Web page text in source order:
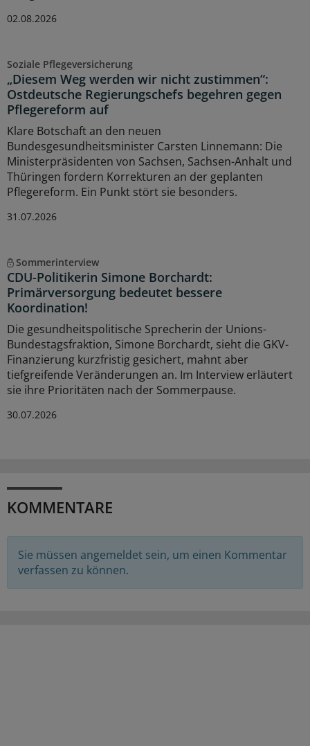
02.08.2026
Soziale Pflegeversicherung
„Diesem Weg werden wir nicht zustimmen“:
Ostdeutsche Regierungschefs begehren gegen
Pflegereform auf
Klare Botschaft an den neuen
Bundesgesundheitsminister Carsten Linnemann: Die
Ministerpräsidenten von Sachsen, Sachsen-Anhalt und
Thüringen fordern Korrekturen an der geplanten
Pflegereform. Ein Punkt stört sie besonders.
31.07.2026
Sommerinterview
CDU-Politikerin Simone Borchardt:
Primärversorgung bedeutet bessere
Koordination!
Die gesundheitspolitische Sprecherin der Unions-
Bundestagsfraktion, Simone Borchardt, sieht die GKV-
Finanzierung kurzfristig gesichert, mahnt aber
tiefgreifende Veränderungen an. Im Interview erläutert
sie ihre Prioritäten nach der Sommerpause.
30.07.2026
KOMMENTARE
Sie müssen angemeldet sein, um einen Kommentar
verfassen zu können.